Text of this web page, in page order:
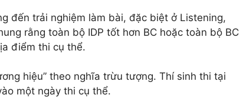
đến trải nghiệm làm bài, đặc biệt ở Listening,
rằng toàn bộ IDP tốt hơn BC hoặc toàn bộ BC
điểm thi cụ thể.
hiệu” theo nghĩa trừu tượng. Thí sinh thi tại
một ngày thi cụ thể.